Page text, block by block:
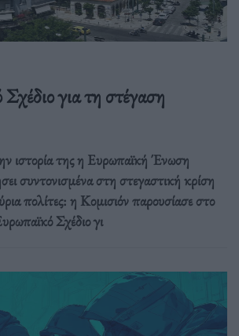
για τη στέγαση
ιστορία της η Ευρωπαϊκή Ένωση
συντονισμένα στη στεγαστική κρίση
πολίτες: η Κομισιόν παρουσίασε στο
Σχέδιο γι